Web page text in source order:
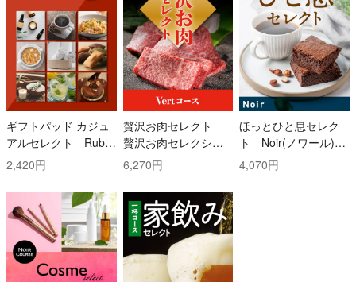
ギフトパッド カジュ
アルセレクト Ruby
(ルビー)コース
2,420円
贅沢お肉セレクト
贅沢お肉セレクショ
ン 5000円コース
6,270円
ほっとひと息セレク
ト Noir(ノワール)コ
ース
4,070円